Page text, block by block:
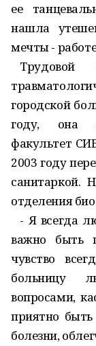
ее
нашла
мечты -
городской
году, она
факультет
2003 году
санитаркой.
отделения
- Я всегда
важно быть
чувство
больницу
вопросами,
приятно быть
болезни,